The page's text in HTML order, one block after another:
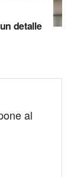
detalle
al